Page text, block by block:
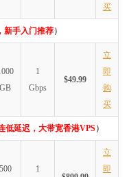
买
新手入门推荐）
GB
1
Gbps
$49.99
立
即
购
买
低延迟，大带宽香港VPS）
500
1
立
即